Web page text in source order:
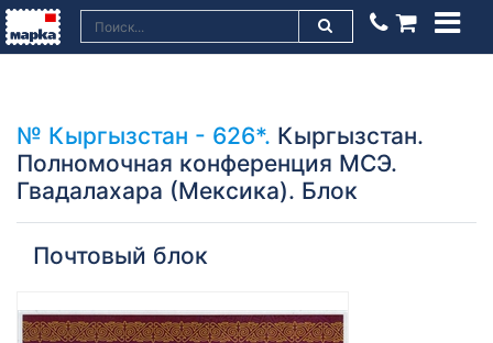
№ Кыргызстан - 626*. Кыргызстан.
Полномочная конференция МСЭ.
Гвадалахара (Мексика). Блок
Почтовый блок